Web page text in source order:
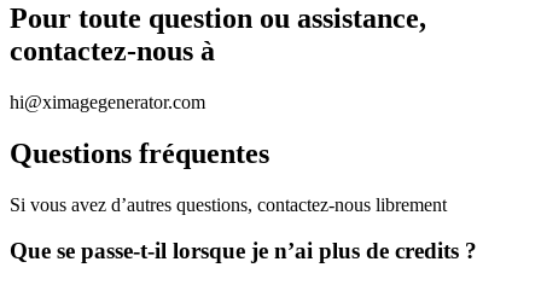
Pour toute question ou assistance,
contactez-nous à
hi@ximagegenerator.com
Questions fréquentes
Si vous avez d’autres questions, contactez-nous librement
Que se passe-t-il lorsque je n’ai plus de credits ?